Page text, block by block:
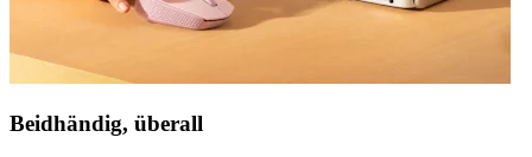
Beidhändig, überall